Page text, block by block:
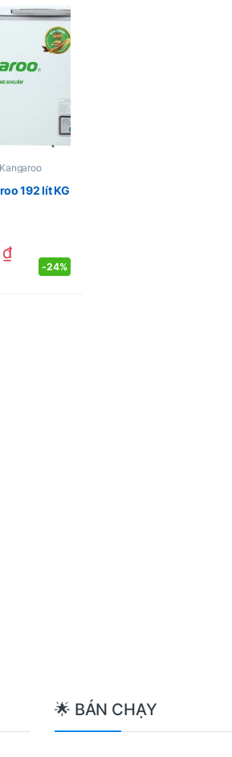
Kangaroo
192 lít KG
₫
-24%
🌟 BÁN CHẠY